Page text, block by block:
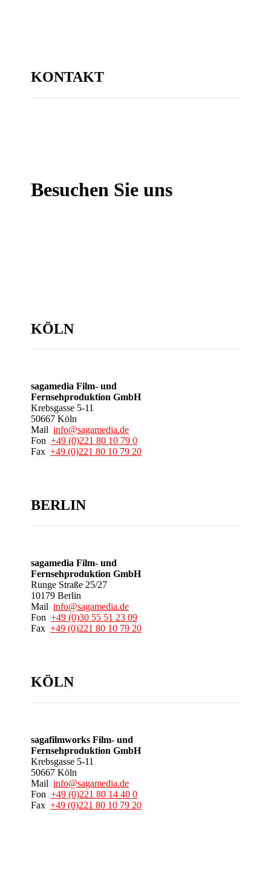
KONTAKT
Besuchen Sie uns
KÖLN
sagamedia Film- und
Fernsehproduktion GmbH
Krebsgasse 5-11
50667 Köln
Mailinfo@sagamedia.de
Fon+49 (0)221 80 10 79 0
Fax+49 (0)221 80 10 79 20
BERLIN
sagamedia Film- und
Fernsehproduktion GmbH
Runge Straße 25/27
10179 Berlin
Mailinfo@sagamedia.de
Fon+49 (0)30 55 51 23 09
Fax+49 (0)221 80 10 79 20
KÖLN
sagafilmworks Film- und
Fernsehproduktion GmbH
Krebsgasse 5-11
50667 Köln
Mailinfo@sagamedia.de
Fon+49 (0)221 80 14 40 0
Fax+49 (0)221 80 10 79 20